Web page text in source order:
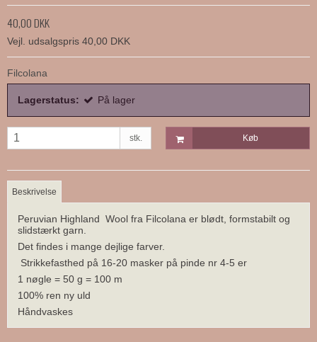
40,00 DKK
Vejl. udsalgspris 40,00 DKK
Filcolana
Lagerstatus: På lager
stk. Køb
Beskrivelse
Peruvian Highland Wool fra Filcolana er blødt, formstabilt og
slidstærkt garn.
Det findes i mange dejlige farver.
Strikkefasthed på 16-20 masker på pinde nr 4-5 er
1 nøgle = 50 g = 100 m
100% ren ny uld
Håndvaskes